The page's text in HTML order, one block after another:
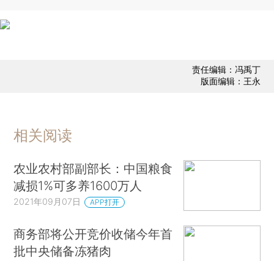
责任编辑：冯禹丁
版面编辑：王永
相关阅读
农业农村部副部长：中国粮食
减损1%可多养1600万人
2021年09月07日 APP打开
商务部将公开竞价收储今年首
批中央储备冻猪肉